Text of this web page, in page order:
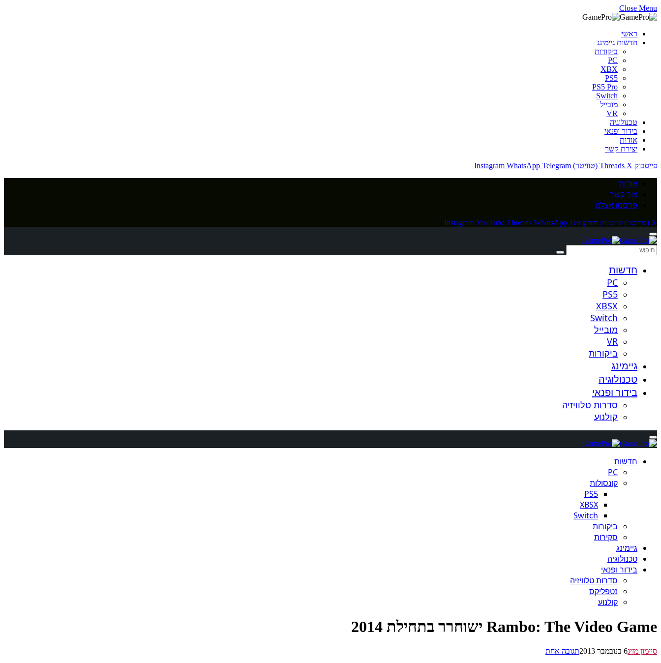
Close Menu
ראשי
חדשות גיימינג
ביקורות
PC
XBX
PS5
PS5 Pro
Switch
מובייל
VR
טכנולוגיה
בידור ופנאי
אודות
יצירת קשר
פייסבוק
Threads X (טוויטר) Instagram WhatsApp Telegram
אודות
צור קשר
פרסמו אצלנו
X (טוויטר) פייסבוק InstagramYouTube Threads WhatsApp Telegram
חדשות
PC
PS5
XBSX
Switch
מובייל
VR
ביקורות
גיימינג
טכנולוגיה
בידור ופנאי
סדרות טלוויזיה
קולנוע
חדשות
PC
קונסולות
PS5
XBSX
Switch
ביקורות
סקירות
גיימינג
טכנולוגיה
בידור ופנאי
סדרות טלוויזיה
נטפליקס
קולנוע
Rambo: The Video Game ישוחרר בתחילת 2014
סיימון מזיג6 בנובמבר 2013 תגובה אחת